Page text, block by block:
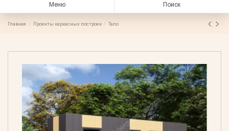
Меню Поиск
Главная Проекты каркасных построек Тало